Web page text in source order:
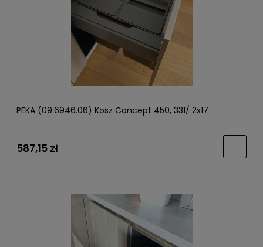
PEKA (09.6946.06) Kosz Concept 450, 331/ 2x17
587,15 zł